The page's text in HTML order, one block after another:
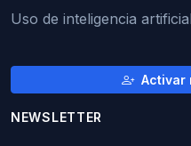
Uso de inteligencia artificial
Activar
NEWSLETTER